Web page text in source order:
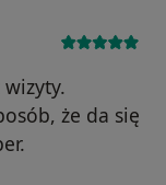
że da się